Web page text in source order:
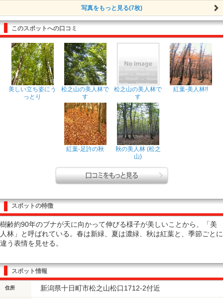
写真をもっと見る(7枚)
このスポットへの口コミ
美しい立ち姿にう
っとり
松之山の美人林で
す
松之山の美人林で
す
紅葉-美人林!!
紅葉-足許の秋
秋の美人林 (松之
山)
スポットの特徴
樹齢約90年のブナが天に向かって伸びる様子が美しいことから、「美
人林」と呼ばれている。春は新緑、夏は濃緑、秋は紅葉と、季節ごとに
違う表情を見せる。
スポット情報
住所 新潟県十日町市松之山松口1712-2付近